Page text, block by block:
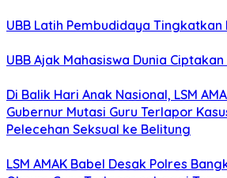
UBB Latih Pembudidaya Tingkatkan
UBB Ajak Mahasiswa Dunia
Di Balik Hari Anak Nasional, LSM
Gubernur Mutasi Guru Terlapor
Pelecehan Seksual ke Belitung
LSM AMAK Babel Desak Polres